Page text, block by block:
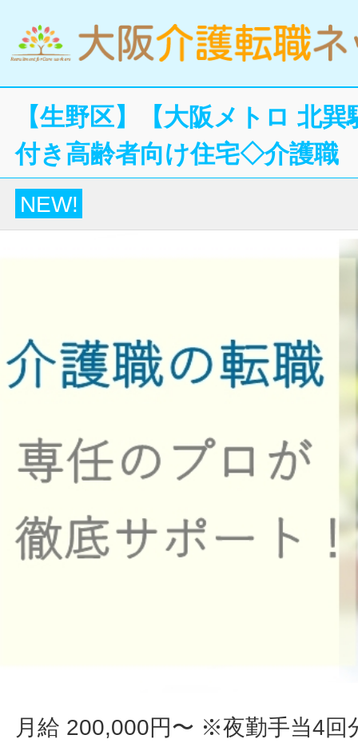
【生野区】【大阪メトロ 北
付き高齢者向け住宅◇介護職
NEW!
月給 200,000円〜 ※夜勤手当4回